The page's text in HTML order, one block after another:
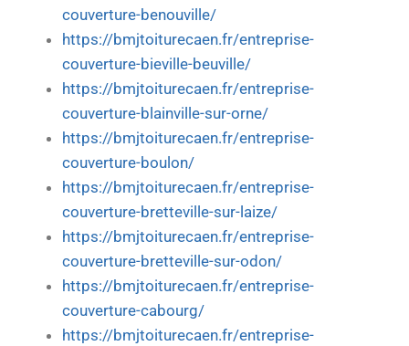
couverture-benouville/
https://bmjtoiturecaen.fr/entreprise-
couverture-bieville-beuville/
https://bmjtoiturecaen.fr/entreprise-
couverture-blainville-sur-orne/
https://bmjtoiturecaen.fr/entreprise-
couverture-boulon/
https://bmjtoiturecaen.fr/entreprise-
couverture-bretteville-sur-laize/
https://bmjtoiturecaen.fr/entreprise-
couverture-bretteville-sur-odon/
https://bmjtoiturecaen.fr/entreprise-
couverture-cabourg/
https://bmjtoiturecaen.fr/entreprise-